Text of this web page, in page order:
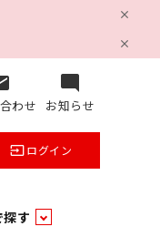
わせ
mode_comment
お知らせ
inputログイン
探す